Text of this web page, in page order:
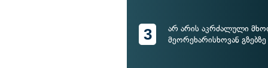
3
არ არის აკრძალული
მეორეხარისხოვან